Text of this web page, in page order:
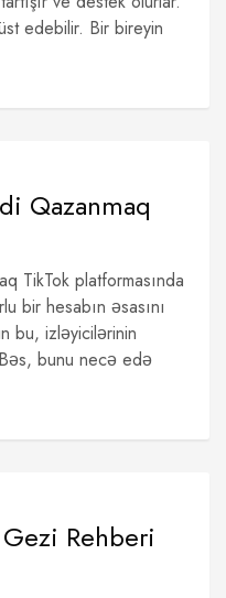
edebilir. Bir bireyin
Qazanmaq
TikTok platformasında
bir hesabın əsasını
bu, izləyicilərinin
bunu necə edə
Rehberi